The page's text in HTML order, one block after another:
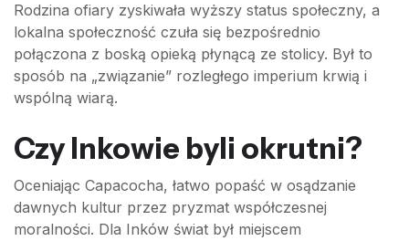
Rodzina ofiary zyskiwała wyższy status społeczny, a
lokalna społeczność czuła się bezpośrednio
połączona z boską opieką płynącą ze stolicy. Był to
sposób na „związanie” rozległego imperium krwią i
wspólną wiarą.
Czy Inkowie byli okrutni?
Oceniając Capacocha, łatwo popaść w osądzanie
dawnych kultur przez pryzmat współczesnej
moralności. Dla Inków świat był miejscem